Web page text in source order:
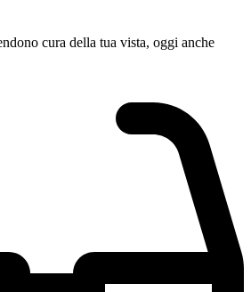
cura della tua vista, oggi anche